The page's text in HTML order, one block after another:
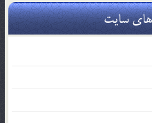
سایت